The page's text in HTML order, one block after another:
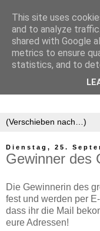
Dienstag, 25.
Gewinner des
Die Gewinnerin des
fest und werden per
dass ihr die Mail
eure Adressen!
This site uses
and to analyze
shared with Google
metrics to ensure
statistics, and to